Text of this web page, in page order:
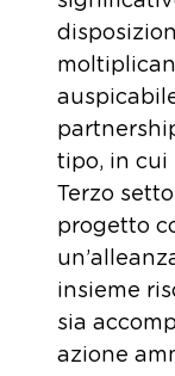
tipo, in cui
Terzo
progetto
insieme
sia
azione